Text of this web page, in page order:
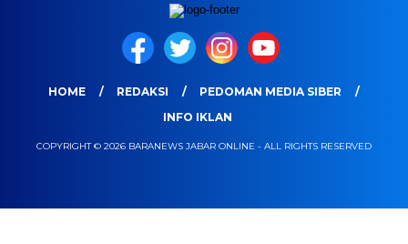
HOME REDAKSI
PEDOMAN MEDIA SIBER
INFO IKLAN
COPYRIGHT © 2026 BARANEWS JABAR ONLINE - ALL RIGHTS RESERVED